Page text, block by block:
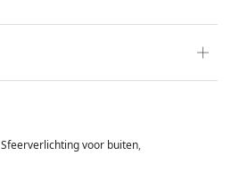
Sfeerverlichting voor buiten,